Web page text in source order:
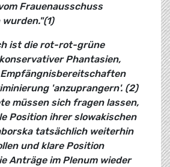
Frauenausschuss
ist die rot-rot-grüne
Phantasien,
'anzuprangern'. (2)
müssen sich fragen lassen,
Position ihrer slowakischen
tatsächlich weiterhin
und klare Position
Anträge im Plenum wieder